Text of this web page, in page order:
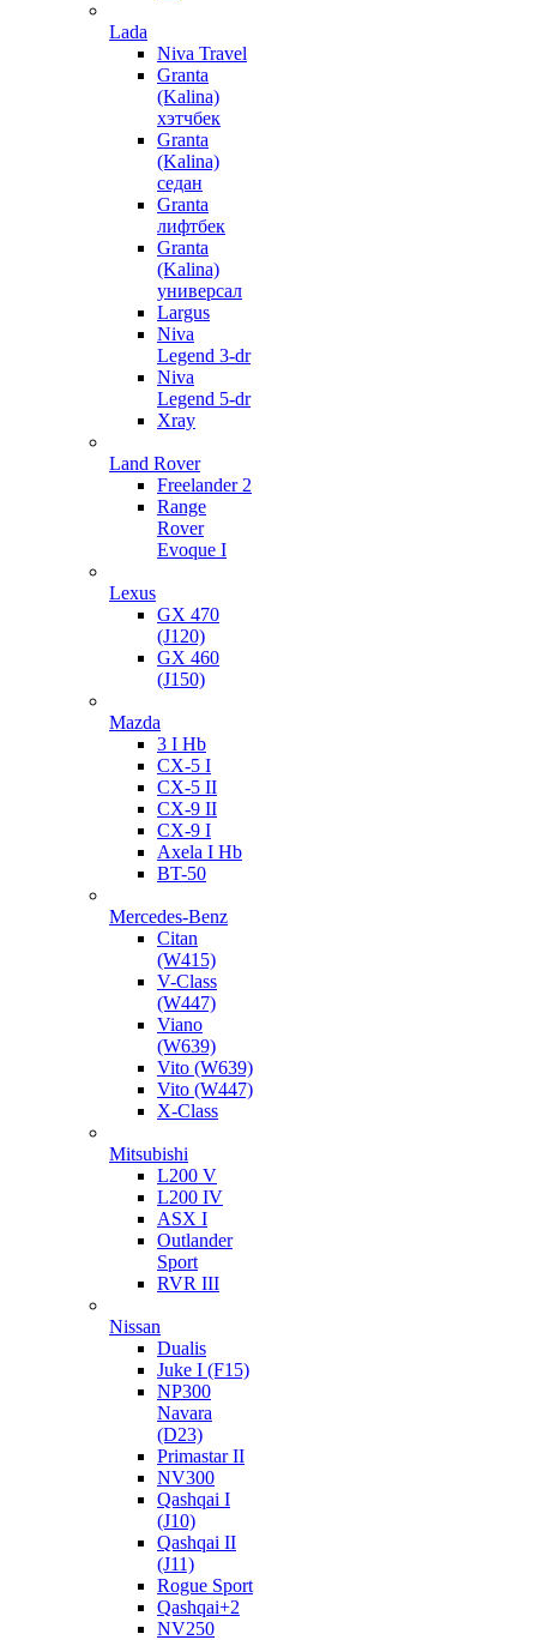
Lada
Niva Travel
Granta
(Kalina)
хэтчбек
Granta
(Kalina)
седан
Granta
лифтбек
Granta
(Kalina)
универсал
Largus
Niva
Legend 3-dr
Niva
Legend 5-dr
Xray
Land Rover
Freelander 2
Range
Rover
Evoque I
Lexus
GX 470
(J120)
GX 460
(J150)
Mazda
3 I Hb
CX-5 I
CX-5 II
CX-9 II
CX-9 I
Axela I Hb
BT-50
Mercedes-Benz
Citan
(W415)
V-Class
(W447)
Viano
(W639)
Vito (W639)
Vito (W447)
X-Class
Mitsubishi
L200 V
L200 IV
ASX I
Outlander
Sport
RVR III
Nissan
Dualis
Juke I (F15)
NP300
Navara
(D23)
Primastar II
NV300
Qashqai I
(J10)
Qashqai II
(J11)
Rogue Sport
Qashqai+2
NV250